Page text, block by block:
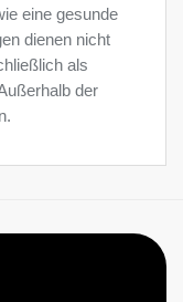
eine gesunde
dienen nicht
als
der